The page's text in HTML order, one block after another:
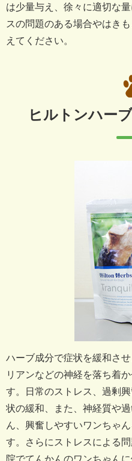
は少量与え、徐々に適切な
スの問題のある場合やはき
えてください。
ヒルトンハー
ハーブ成分で症状を緩和させ
リアンなどの神経を落ち着
す。 日常のストレス、過剰
状の緩和、また、神経質や
ん、興奮しやすいワンちゃ
す。 さらにストレスによる
院でてんかんのワンちゃん